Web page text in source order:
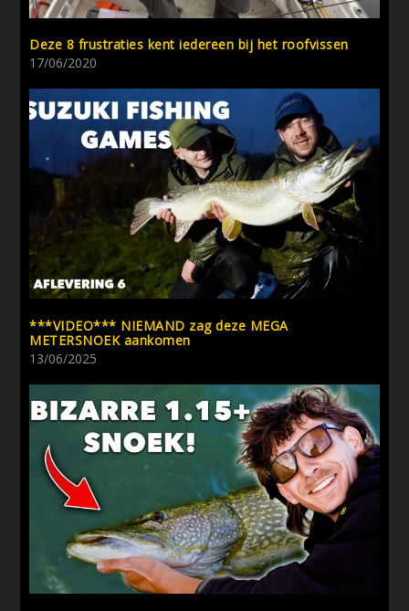
Deze 8 frustraties kent iedereen bij het roofvissen
17/06/2020
***VIDEO*** NIEMAND zag deze MEGA
METERSNOEK aankomen
13/06/2025